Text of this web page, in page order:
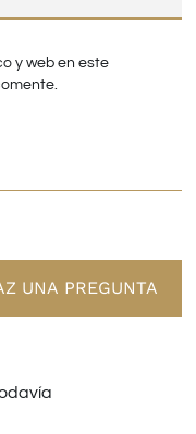
y web en este
UNA PREGUNTA